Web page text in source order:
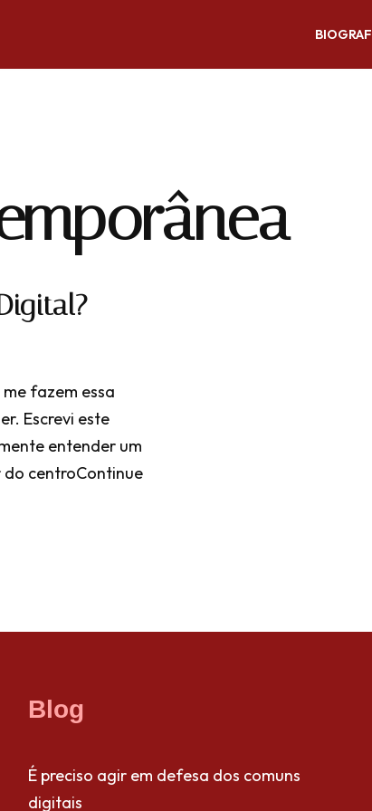
fazem essa
Escrevi este
entender um
do centroContinue
Blog
É preciso agir em defesa dos comuns
digitais